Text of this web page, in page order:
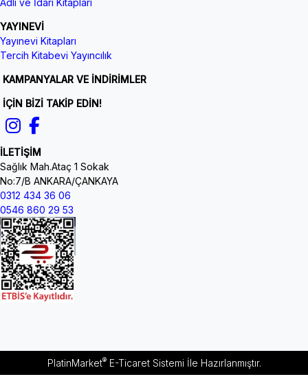
YAYINEVİ
Yayınevi Kitapları
Tercih Kitabevi Yayıncılık
KAMPANYALAR VE İNDİRİMLER
İÇİN BİZİ TAKİP EDİN!
İLETİŞİM
Sağlık Mah.Ataç 1 Sokak
No:7/B ANKARA/ÇANKAYA
0312 434 36 06
0546 860 29 53
PlatinMarket®E-Ticaret Sistemiİle Hazırlanmıştır.